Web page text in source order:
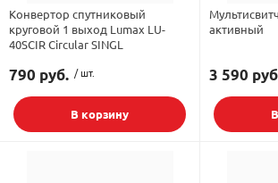
Конвертор спутниковый
круговой 1 выход Lumax LU-
40SCIR Circular SINGL
790 руб. / шт.
В корзину
активный
3 590